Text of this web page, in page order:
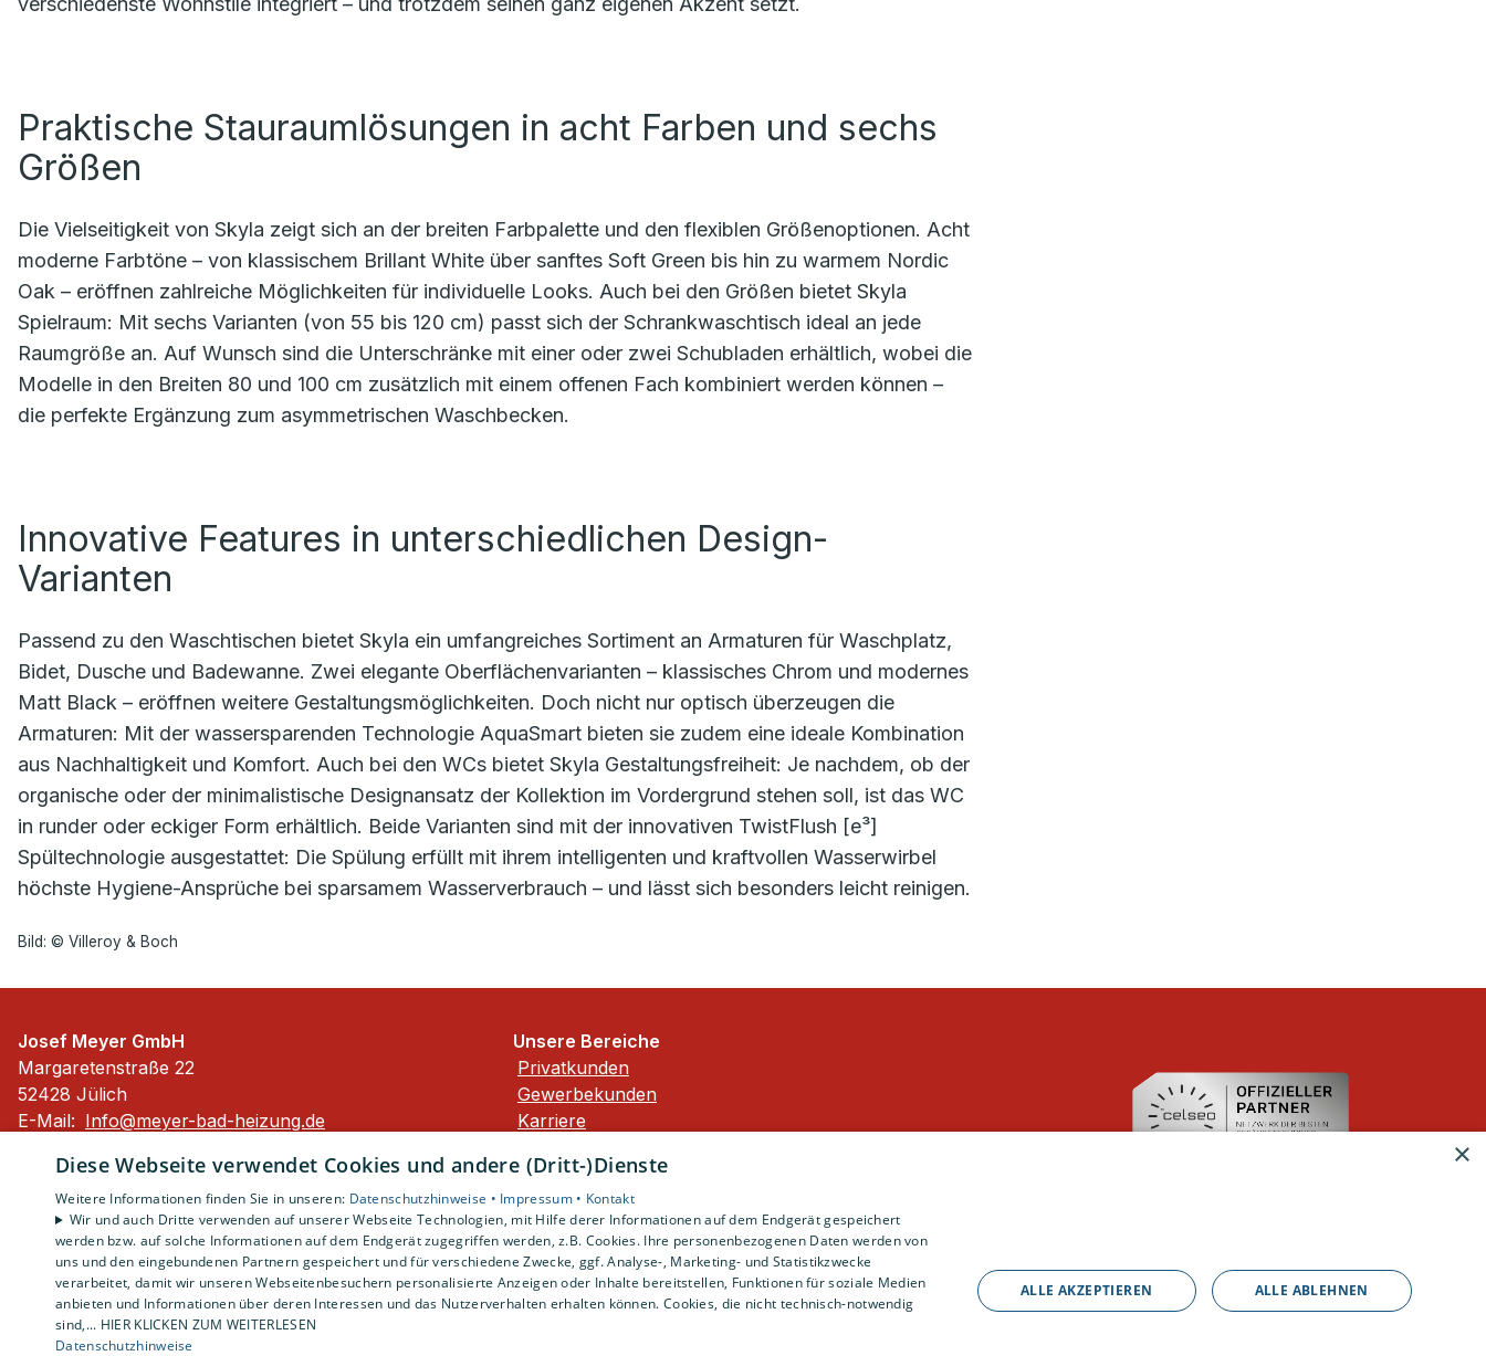
Praktische Stauraumlösungen in acht Farben und sechs
Größen
Die Vielseitigkeit von Skyla zeigt sich an der breiten Farbpalette und den flexiblen Größenoptionen. Acht
moderne Farbtöne – von klassischem Brillant White über sanftes Soft Green bis hin zu warmem Nordic
Oak – eröffnen zahlreiche Möglichkeiten für individuelle Looks. Auch bei den Größen bietet Skyla
Spielraum: Mit sechs Varianten (von 55 bis 120 cm) passt sich der Schrankwaschtisch ideal an jede
Raumgröße an. Auf Wunsch sind die Unterschränke mit einer oder zwei Schubladen erhältlich, wobei die
Modelle in den Breiten 80 und 100 cm zusätzlich mit einem offenen Fach kombiniert werden können –
die perfekte Ergänzung zum asymmetrischen Waschbecken.
Innovative Features in unterschiedlichen Design-
Varianten
Passend zu den Waschtischen bietet Skyla ein umfangreiches Sortiment an Armaturen für Waschplatz,
Bidet, Dusche und Badewanne. Zwei elegante Oberflächenvarianten – klassisches Chrom und modernes
Matt Black – eröffnen weitere Gestaltungsmöglichkeiten. Doch nicht nur optisch überzeugen die
Armaturen: Mit der wassersparenden Technologie AquaSmart bieten sie zudem eine ideale Kombination
aus Nachhaltigkeit und Komfort. Auch bei den WCs bietet Skyla Gestaltungsfreiheit: Je nachdem, ob der
organische oder der minimalistische Designansatz der Kollektion im Vordergrund stehen soll, ist das WC
in runder oder eckiger Form erhältlich. Beide Varianten sind mit der innovativen TwistFlush [e³]
Spültechnologie ausgestattet: Die Spülung erfüllt mit ihrem intelligenten und kraftvollen Wasserwirbel
höchste Hygiene-Ansprüche bei sparsamem Wasserverbrauch – und lässt sich besonders leicht reinigen.
Bild: © Villeroy & Boch
Josef Meyer GmbH
Margaretenstraße 22
52428 Jülich
E-Mail: Info@meyer-bad-heizung.de
Impressum
Datenschutzerklärung
AGB
Barrierefreiheitserklärung
Unsere Bereiche
Privatkunden
Gewerbekunden
Karriere
Kontakt
×
Diese Webseite verwendet Cookies und andere (Dritt-)Dienste
Weitere Informationen finden Sie in unseren: Datenschutzhinweise • Impressum • Kontakt
Wir und auch Dritte verwenden auf unserer Webseite Technologien, mit Hilfe derer Informationen auf dem Endgerät gespeichert
werden bzw. auf solche Informationen auf dem Endgerät zugegriffen werden, z.B. Cookies. Ihre personenbezogenen Daten werden von
uns und den eingebundenen Partnern gespeichert und für verschiedene Zwecke, ggf. Analyse-, Marketing- und Statistikzwecke
verarbeitet, damit wir unseren Webseitenbesuchern personalisierte Anzeigen oder Inhalte bereitstellen, Funktionen für soziale Medien
anbieten und Informationen über deren Interessen und das Nutzerverhalten erhalten können. Cookies, die nicht technisch-notwendig
sind,... HIER KLICKEN ZUM WEITERLESEN
Datenschutzhinweise
ALLE AKZEPTIEREN ALLE ABLEHNEN